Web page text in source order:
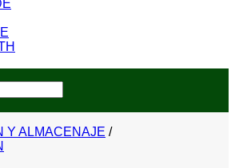
Y ALMACENAJE /